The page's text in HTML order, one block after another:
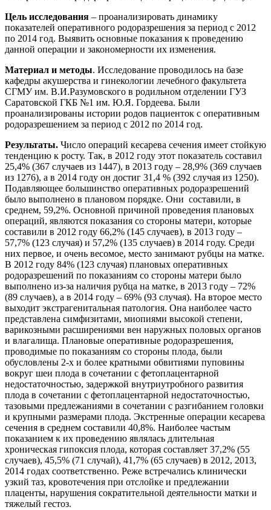
Цель исследования – проанализировать динамику
показателей оперативного родоразрешения за период с 2012
по 2014 год. Выявить основные показания к проведению
данной операции и закономерности их изменения.
Материал и методы. Исследование проводилось на базе
кафедры акушерства и гинекологии лечебного факультета
СГМУ им. В.И.Разумовского в родильном отделении ГУЗ
Саратовской ГКБ №1 им. Ю.Я. Гордеева. Были
проанализированы истории родов пациенток с оперативным
родоразрешением за период с 2012 по 2014 год.
Результаты. Число операций кесарева сечения имеет стойкую
тенденцию к росту. Так, в 2012 году этот показатель составил
25,4% (367 случаев из 1447), в 2013 году – 28,9% (369 случаев
из 1276), а в 2014 году он достиг 31,4 % (392 случая из 1250).
Подавляющее большинство оперативных родоразрешений
было выполнено в плановом порядке. Они составили, в
среднем, 59,2%. Основной причиной проведения плановых
операций, являются показания со стороны матери, которые
составили в 2012 году 66,2% (145 случаев), в 2013 году –
57,7% (123 случая) и 57,2% (135 случаев) в 2014 году. Среди
них первое, и очень весомое, место занимают рубцы на матке.
В 2012 году 84% (123 случая) плановых оперативных
родоразрешений по показаниям со стороны матери было
выполнено из-за наличия рубца на матке, в 2013 году – 72%
(89 случаев), а в 2014 году – 69% (93 случая). На второе место
выходит экстрагенитальная патология. Она наиболее часто
представлена симфизитами, миопиями высокой степени,
варикозными расширениями вен наружных половых органов
и влагалища. Плановые оперативные родоразрешения,
проводимые по показаниям со стороны плода, были
обусловлены 2-х и более кратными обвитиями пуповины
вокруг шеи плода в сочетании с фетоплацентарной
недостаточностью, задержкой внутриутробного развития
плода в сочетании с фетоплацентарной недостаточностью,
тазовыми предлежаниями в сочетании с разгибанием головки
и крупными размерами плода. Экстренные операции кесарева
сечения в среднем составили 40,8%. Наиболее частым
показанием к их проведению являлась длительная
хроническая гипоксия плода, которая составляет 37,2% (55
случаев), 45,5% (71 случай), 41,7% (65 случаев) в 2012, 2013,
2014 годах соответственно. Реже встречались клинически
узкий таз, кровотечения при отслойке и предлежании
плаценты, нарушения сократительной деятельности матки и
тяжелый гестоз.